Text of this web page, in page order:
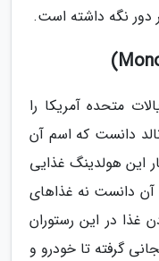
دور نگه داشته است.
متحده آمریکا را
دانست که اسم آن
این هولدینگ غذایی
آن دانست نه غذاهای
غذا در این رستوران
گرفته تا خودرو و